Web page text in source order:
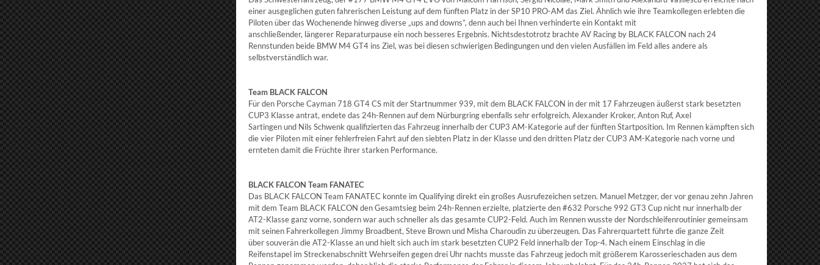
einer ausgeglichen guten fahrerischen Leistung auf dem fünften Platz in der SP10 PRO-AM das Ziel. Ähnlich wie ihre Teamkollegen erlebten die
Piloten über das Wochenende hinweg diverse „ups and downs”, denn auch bei Ihnen verhinderte ein Kontakt mit
anschließender, längerer Reparaturpause ein noch besseres Ergebnis. Nichtsdestotrotz brachte AV Racing by BLACK FALCON nach 24
Rennstunden beide BMW M4 GT4 ins Ziel, was bei diesen schwierigen Bedingungen und den vielen Ausfällen im Feld alles andere als
selbstverständlich war.
Team BLACK FALCON
Für den Porsche Cayman 718 GT4 CS mit der Startnummer 939, mit dem BLACK FALCON in der mit 17 Fahrzeugen äußerst stark besetzten
CUP3 Klasse antrat, endete das 24h-Rennen auf dem Nürburgring ebenfalls sehr erfolgreich. Alexander Kroker, Anton Ruf, Axel
Sartingen und Nils Schwenk qualifizierten das Fahrzeug innerhalb der CUP3 AM-Kategorie auf der fünften Startposition. Im Rennen kämpften sich
die vier Piloten mit einer fehlerfreien Fahrt auf den siebten Platz in der Klasse und den dritten Platz der CUP3 AM-Kategorie nach vorne und
ernteten damit die Früchte ihrer starken Performance.
BLACK FALCON Team FANATEC
Das BLACK FALCON Team FANATEC konnte im Qualifying direkt ein großes Ausrufezeichen setzen. Manuel Metzger, der vor genau zehn Jahren
mit dem Team BLACK FALCON den Gesamtsieg beim 24h-Rennen erzielte, platzierte den #632 Porsche 992 GT3 Cup nicht nur innerhalb der
AT2-Klasse ganz vorne, sondern war auch schneller als das gesamte CUP2-Feld. Auch im Rennen wusste der Nordschleifenroutinier gemeinsam
mit seinen Fahrerkollegen Jimmy Broadbent, Steve Brown und Misha Charoudin zu überzeugen. Das Fahrerquartett führte die ganze Zeit
über souverän die AT2-Klasse an und hielt sich auch im stark besetzten CUP2 Feld innerhalb der Top-4. Nach einem Einschlag in die
Reifenstapel im Streckenabschnitt Wehrseifen gegen drei Uhr nachts musste das Fahrzeug jedoch mit größerem Karosserieschaden aus dem